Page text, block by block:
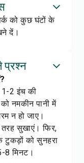
को कुछ घंटों के
दें।
प्रश्न
1-2 इंच की
नमकीन पानी में
न हो जाए।
सुखाएं। फिर,
टुकड़ों को सुनहरा
8 मिनट।